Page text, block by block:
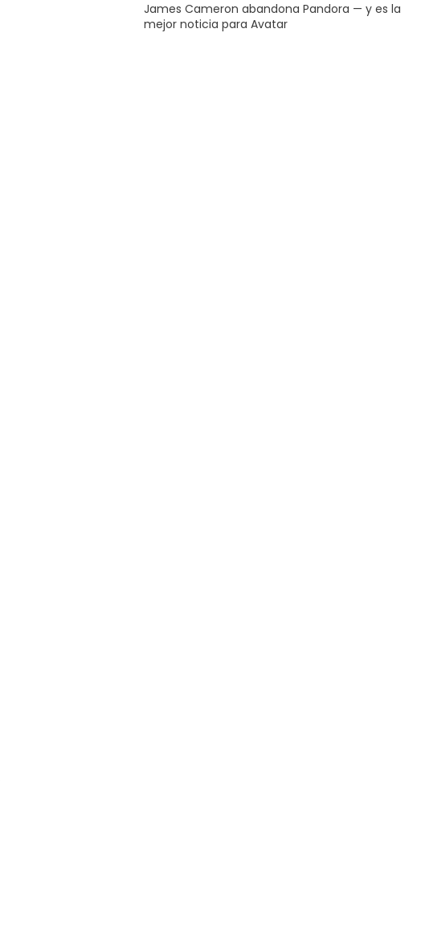
James Cameron abandona Pandora — y es la
mejor noticia para Avatar